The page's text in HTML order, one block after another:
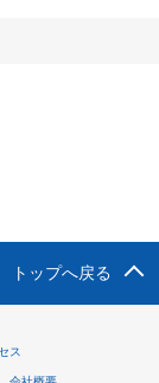
トップへ戻る
ス